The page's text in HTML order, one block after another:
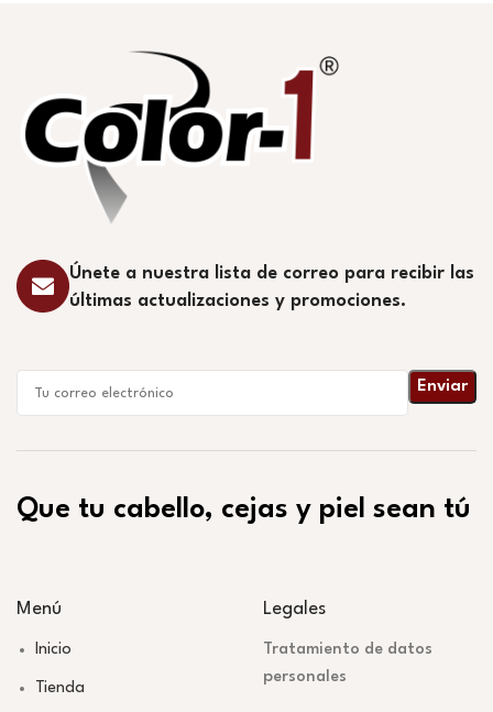
Únete a nuestra lista de correo para recibir las
últimas actualizaciones y promociones.
Que tu cabello, cejas y piel sean tú
Menú
Inicio
Tienda
Legales
Tratamiento de datos
personales